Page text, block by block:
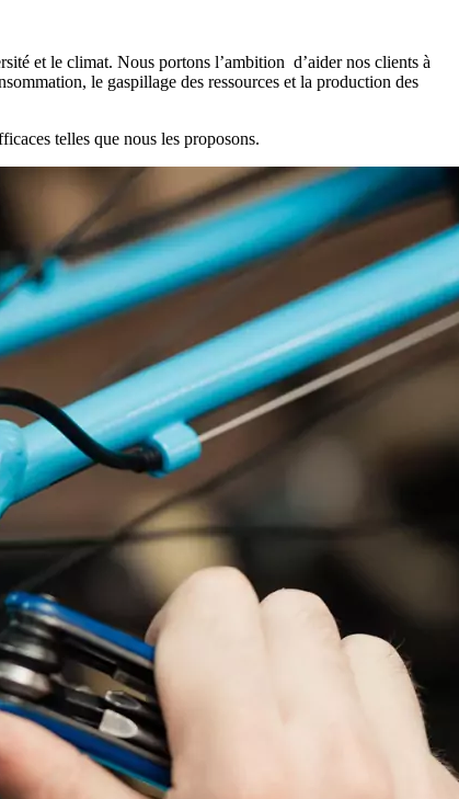
et le climat. Nous portons l’ambition d’aider nos clients à
le gaspillage des ressources et la production des
telles que nous les proposons.